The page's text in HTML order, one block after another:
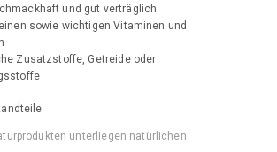
und gut verträglich
sowie wichtigen Vitaminen und
Zusatzstoffe, Getreide oder
unterliegen natürlichen